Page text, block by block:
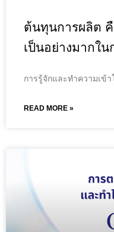
ต้นทุนการผลิต
เป็นอย่างมากใน
การรู้จักและทำความเข้า
READ MORE »